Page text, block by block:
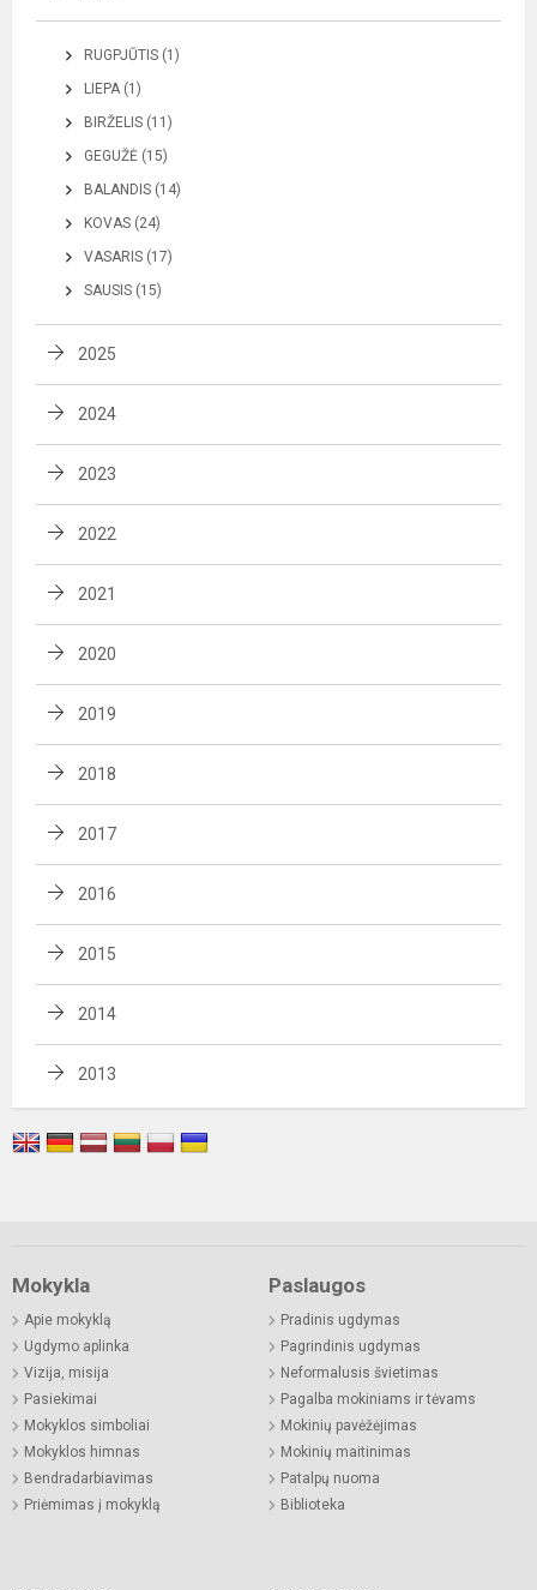
RUGPJŪTIS (1)
LIEPA (1)
BIRŽELIS (11)
GEGUŽĖ (15)
BALANDIS (14)
KOVAS (24)
VASARIS (17)
SAUSIS (15)
2025
2024
2023
2022
2021
2020
2019
2018
2017
2016
2015
2014
2013
Mokykla
Apie mokyklą
Ugdymo aplinka
Vizija, misija
Pasiekimai
Mokyklos simboliai
Mokyklos himnas
Bendradarbiavimas
Priėmimas į mokyklą
Paslaugos
Pradinis ugdymas
Pagrindinis ugdymas
Neformalusis švietimas
Pagalba mokiniams ir tėvams
Mokinių pavėžėjimas
Mokinių maitinimas
Patalpų nuoma
Biblioteka